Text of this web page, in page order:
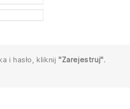
i hasło, kliknij"Zarejestruj".